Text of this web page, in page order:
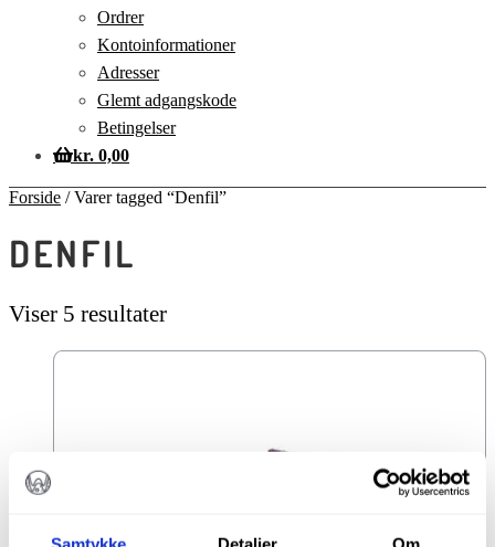
Ordrer
Kontoinformationer
Adresser
Glemt adgangskode
Betingelser
kr. 0,00
Forside /Varer tagged “Denfil”
DENFIL
Viser 5 resultater